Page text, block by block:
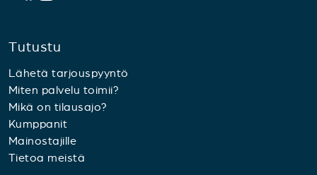
Tutustu
Lähetä tarjouspyyntö
Miten palvelu toimii?
Mikä on tilausajo?
Kumppanit
Mainostajille
Tietoa meistä